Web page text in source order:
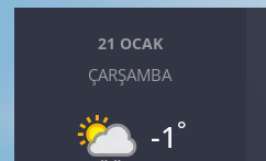
21 OCAK
ÇARŞAMBA
-1 °